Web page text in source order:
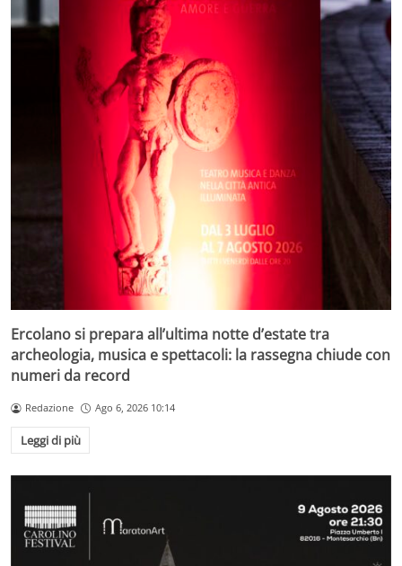
Ercolano si prepara all’ultima notte d’estate tra
archeologia, musica e spettacoli: la rassegna chiude con
numeri da record
Redazione Ago 6, 2026 10:14
Leggi di più